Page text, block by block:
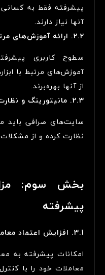
پیشرفته فقط به
آنها نیاز دارند.
2.2. ارائه آموزش‌های مرتبط:
سطوح کاربری
آموزش‌های مرتبط با
از آنها بهره‌برند.
2.3. مانیتورینگ و نظارت:
سایت‌های صرافی باید
نظارت کرده و از
بخش سوم:
پیشرفته
3.1. افزایش اعتماد معامله‌گران:
امکانات پیشرفته به
معاملات خود را با